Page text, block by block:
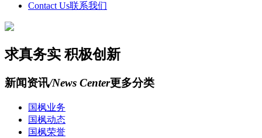
Contact Us联系我们
求真务实 积极创新
新闻资讯/News Center更多分类
国枫业务
国枫动态
国枫荣誉